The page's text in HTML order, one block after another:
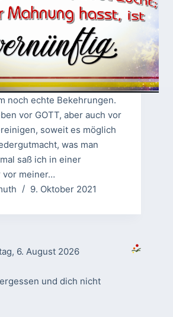
noch echte Bekehrungen.
vor GOTT, aber auch vor
soweit es möglich
was man
saß ich in einer
vor meiner…
9. Oktober 2021
6. August 2026
und dich nicht